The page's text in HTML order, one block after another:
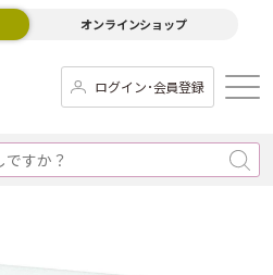
オンラインショップ
ログイン･会員登録